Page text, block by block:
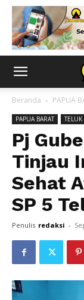
Beranda PAPUA
PAPUA BARAT
Pj
Tinjau
Sehat
SP 5
Penulis redaksi -